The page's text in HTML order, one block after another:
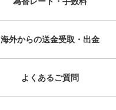
海外からの送金受取・出金
よくあるご質問